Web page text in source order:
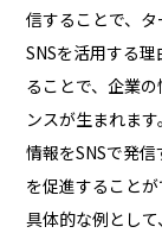
信することで、タ
SNSを活用する
ることで、企業
ンスが生まれま
情報をSNSで発
を促進することが
具体的な例とし